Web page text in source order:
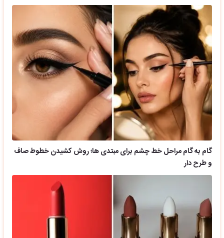
گام به گام مراحل خط چشم برای مبتدی ها؛ روش کشیدن خطوط صاف
و طرح دار